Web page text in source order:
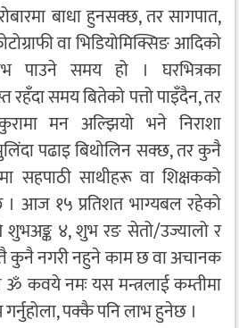
बाधा हुनसक्छ, तर सागपात,
वा भिडियोमिक्सिङ आदिको
पाउने समय हो । घरभित्रका
रहँदा समय बितेको पत्तो पाइँदैन, तर
मन अल्झियो भने निराशा
पढाइ बिथोलिन सक्छ, तर कुनै
सहपाठी साथीहरू वा शिक्षकको
। आज १५ प्रतिशत भाग्यबल रहेको
४, शुभ रङ सेतो/उज्यालो र
कुनै नगरी नहुने काम छ वा अचानक
कवये नमः यस मन्त्रलाई कम्तीमा
गर्नुहोला, पक्कै पनि लाभ हुनेछ ।